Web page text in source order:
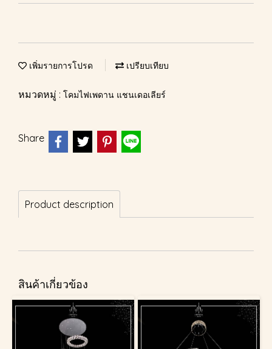
เพิ่มรายการโปรด เปรียบเทียบ
หมวดหมู่ : โคมไฟเพดาน แชนเดอเลียร์
Share
Product description
สินค้าเกี่ยวข้อง